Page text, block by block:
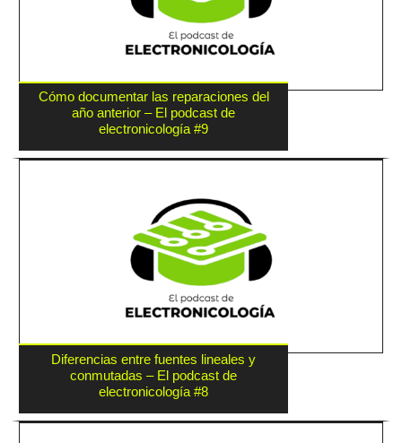
Cómo documentar las reparaciones del
año anterior – El podcast de
electronicología #9
Diferencias entre fuentes lineales y
conmutadas – El podcast de
electronicología #8